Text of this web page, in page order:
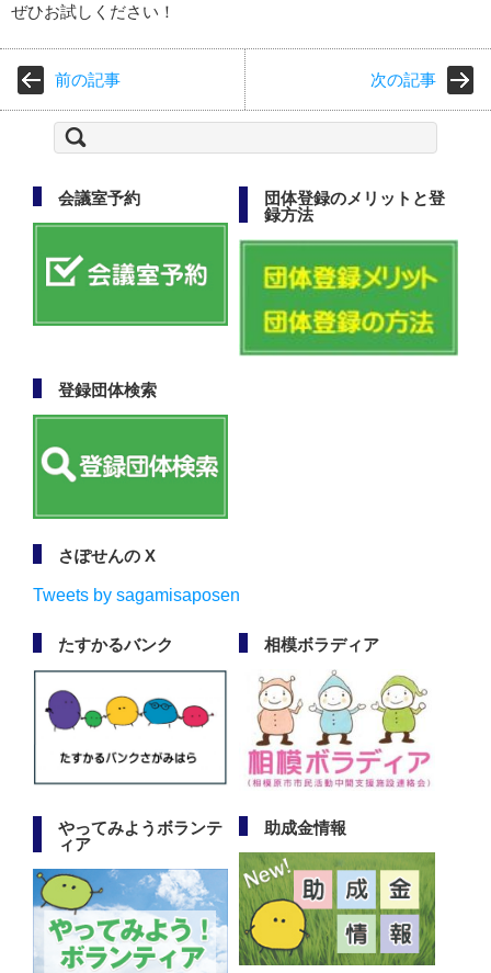
ぜひお試しください！
前の記事 次の記事
検
索:
会議室予約
団体登録のメリットと登
録方法
登録団体検索
さぽせんの X
Tweets by sagamisaposen
たすかるバンク 相模ボラディア
やってみようボランテ
ィア
助成金情報